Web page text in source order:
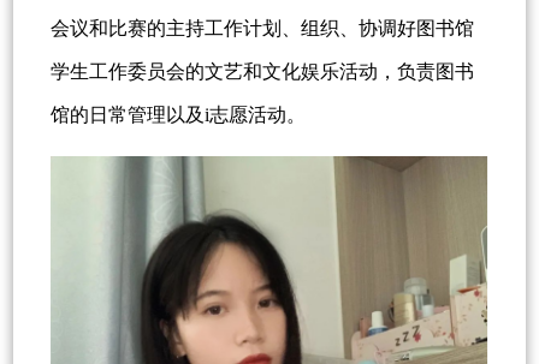
会议和比赛的主持工作计划、组织、协调好图书馆
学生工作委员会的文艺和文化娱乐活动，负责图书
馆的日常管理以及i志愿活动。